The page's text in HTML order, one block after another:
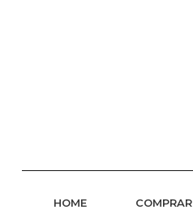
HOME COMPRAR